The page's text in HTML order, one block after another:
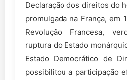
Declaração dos direitos do
promulgada na França, em
Revolução Francesa,
ruptura do Estado
Estado Democrático de
possibilitou a participação